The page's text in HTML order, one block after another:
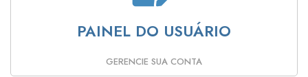
PAINEL DO USUÁRIO
GERENCIE SUA CONTA